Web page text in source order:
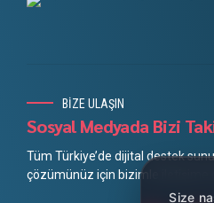
BİZE ULAŞIN
Sosyal Medyada Bizi
Tüm Türkiye’de dijital destek
çözümünüz için bizimle iletişime
Size